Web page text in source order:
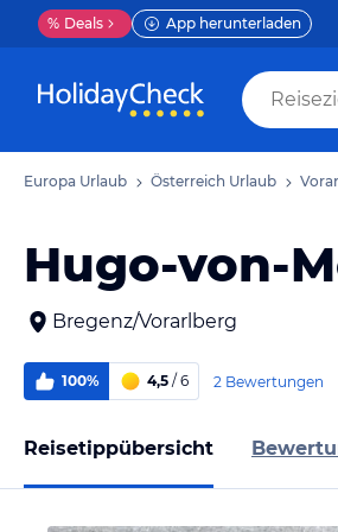
% Deals App herunterladen
Europa Urlaub Österreich Urlaub
Hugo-von-
Bregenz/Vorarlberg
100% 4,5 / 6 2 Bewertungen
Reisetippübersicht